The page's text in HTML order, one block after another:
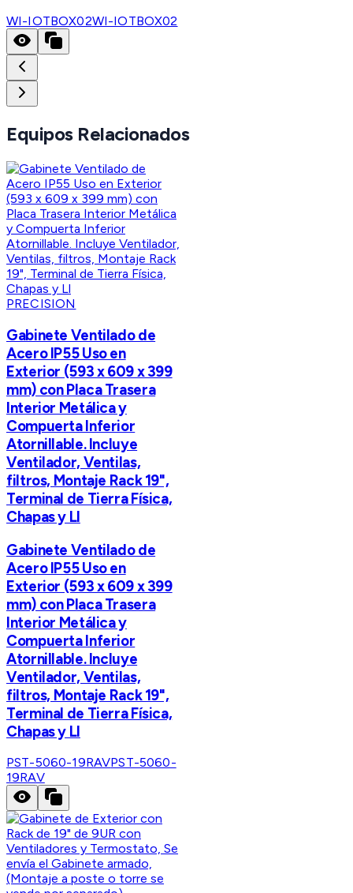
WI-IOTBOX02WI-IOTBOX02
Equipos Relacionados
PRECISION
Gabinete Ventilado de
Acero IP55 Uso en
Exterior (593 x 609 x 399
mm) con Placa Trasera
Interior Metálica y
Compuerta Inferior
Atornillable. Incluye
Ventilador, Ventilas,
filtros, Montaje Rack 19",
Terminal de Tierra Física,
Chapas y Ll
Gabinete Ventilado de
Acero IP55 Uso en
Exterior (593 x 609 x 399
mm) con Placa Trasera
Interior Metálica y
Compuerta Inferior
Atornillable. Incluye
Ventilador, Ventilas,
filtros, Montaje Rack 19",
Terminal de Tierra Física,
Chapas y Ll
PST-5060-19RAVPST-5060-
19RAV